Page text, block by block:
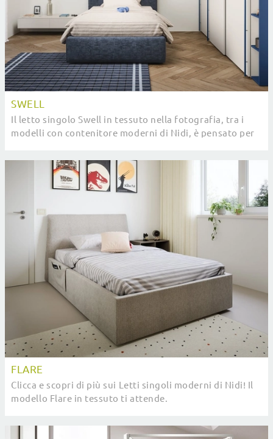
SWELL
Il letto singolo Swell in tessuto nella fotografia, tra i
modelli con contenitore moderni di Nidi, è pensato per
FLARE
Clicca e scopri di più sui Letti singoli moderni di Nidi! Il
modello Flare in tessuto ti attende.